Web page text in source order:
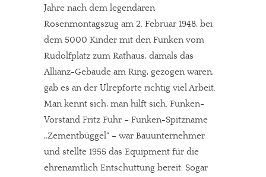
Jahre nach dem legendären
Rosenmontagszug am 2. Februar 1948, bei
dem 5000 Kinder mit den Funken vom
Rudolfplatz zum Rathaus, damals das
Allianz-Gebäude am Ring, gezogen waren,
gab es an der Ulrepforte richtig viel Arbeit.
Man kennt sich, man hilft sich. Funken-
Vorstand Fritz Fuhr – Funken-Spitzname
„Zementbüggel“ – war Bauunternehmer
und stellte 1955 das Equipment für die
ehrenamtlich Entschuttung bereit. Sogar